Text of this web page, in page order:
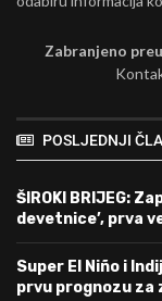
Zabranjeno
POSLJEDNJI
ŠIROKI BRIJEG:
devetnice’, prva
Super El Niño i
prvu prognozu za